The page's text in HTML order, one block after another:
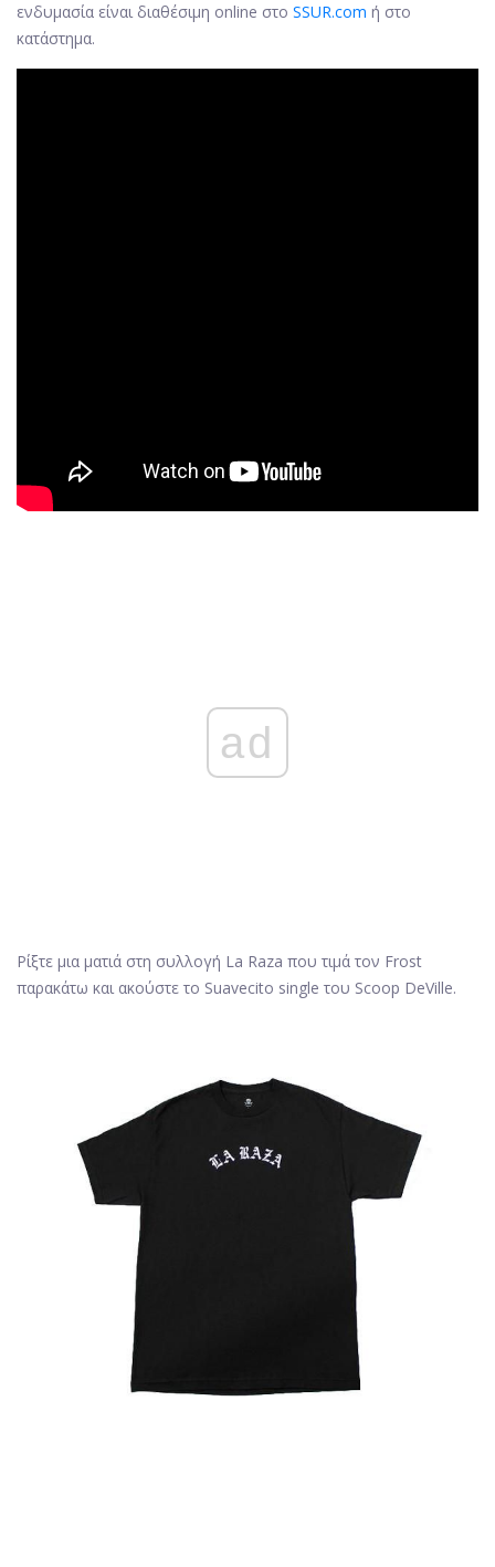
ενδυμασία είναι διαθέσιμη online στο SSUR.com ή στο
κατάστημα.
ad
Ρίξτε μια ματιά στη συλλογή La Raza που τιμά τον Frost
παρακάτω και ακούστε το Suavecito single του Scoop DeVille.